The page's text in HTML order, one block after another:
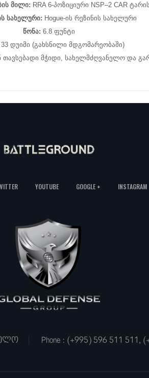
მილი: RRA 6-პოზიციური NSP–2 CAR
სახელური: Hogue-ის რეზინის სახელური
წონა: 6.8 ფუნტი
33 დუიმი (გახსნილი მდგომარეობაში)
თავსებადი მჭიდი, სახელმძღვანელო და
YOUTUBE GOOGLE + INSTAGRAM
Phone : (+995) 596 511 511,